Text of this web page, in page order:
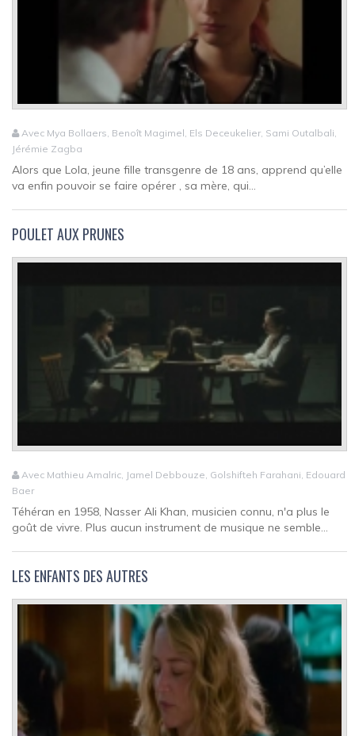
Avec Mya Bollaers, Benoît Magimel, Els Deceukelier, Sami Outalbali,
Jérémie Zagba
Alors que Lola, jeune fille transgenre de 18 ans, apprend qu’elle
va enfin pouvoir se faire opérer , sa mère, qui...
POULET AUX PRUNES
Avec Mathieu Amalric, Jamel Debbouze, Golshifteh Farahani, Edouard
Baer
Téhéran en 1958, Nasser Ali Khan, musicien connu, n'a plus le
goût de vivre. Plus aucun instrument de musique ne semble...
LES ENFANTS DES AUTRES